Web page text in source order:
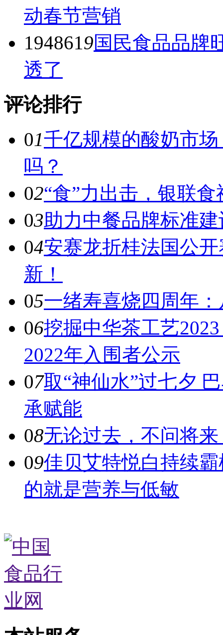
动春节营销
1948619国民食品品牌
透了
评论排行
01千亿规模的酸奶市
吗？
02“食”力出击，银联
03助力中餐品牌标准
04安赛龙折桂法国公
新！
05一绪寿喜烧四周年
06挖掘中华茶工艺
2022年入围者公示
07取“神仙水”过七夕
承赋能
08无论过去，不问将
09佳贝艾特悦白持续
的就是营养与低敏